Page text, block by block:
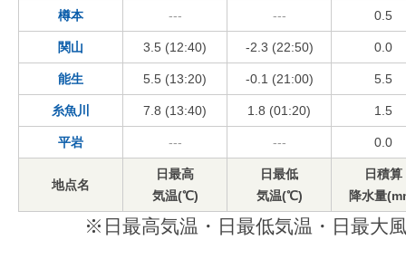
樽本 --- --- 0.5
関山 3.5 (12:40) -2.3 (22:50) 0.0
能生 5.5 (13:20) -0.1 (21:00) 5.5
糸魚川 7.8 (13:40) 1.8 (01:20) 1.5
平岩 --- --- 0.0
地点名
日最高
気温(℃)
日最低
気温(℃)
日積算
降水量
※日最高気温・日最低気温・日最大